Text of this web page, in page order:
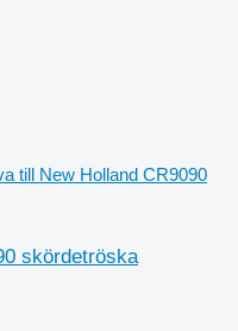
till New Holland CR9090
skördetröska